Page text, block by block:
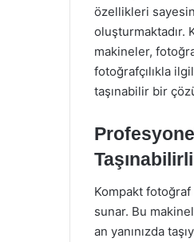
özellikleri
oluşturmaktadır.
makineler,
fotoğrafçılıkla
taşınabilir bir
Kompakt
sunar. Bu
an yanınızda